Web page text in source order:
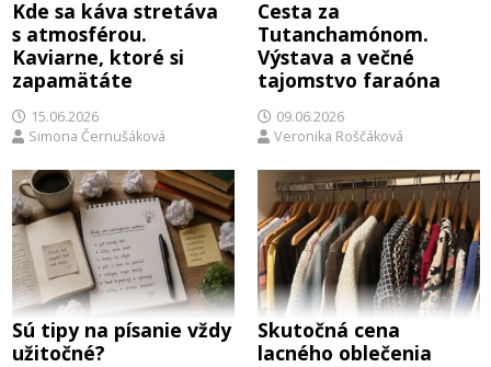
Kde sa káva stretáva
s atmosférou.
Kaviarne, ktoré si
zapamätáte
15.06.2026
Simona Černušáková
Cesta za
Tutanchamónom.
Výstava a večné
tajomstvo faraóna
09.06.2026
Veronika Roščáková
Sú tipy na písanie vždy
užitočné?
Skutočná cena
lacného oblečenia